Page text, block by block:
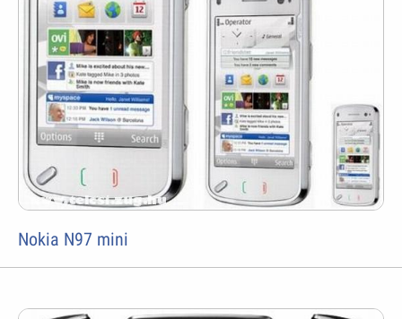
Nokia N97 mini